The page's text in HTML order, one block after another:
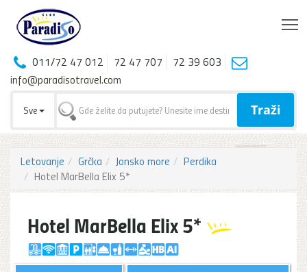
011/72 47 012 72 47 707
72 39 603
info@paradisotravel.com
Sve Traži
Letovanje Grčka Jonsko more
Perdika
Hotel MarBella Elix 5*
Hotel MarBella Elix 5*